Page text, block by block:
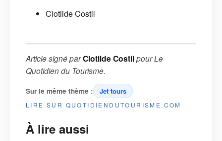
Clotilde Costil
Article signé parClotilde CostilpourLe
Quotidien du Tourisme.
Sur le même thème : Jet tours
LIRE SUR QUOTIDIENDUTOURISME.COM
À lire aussi